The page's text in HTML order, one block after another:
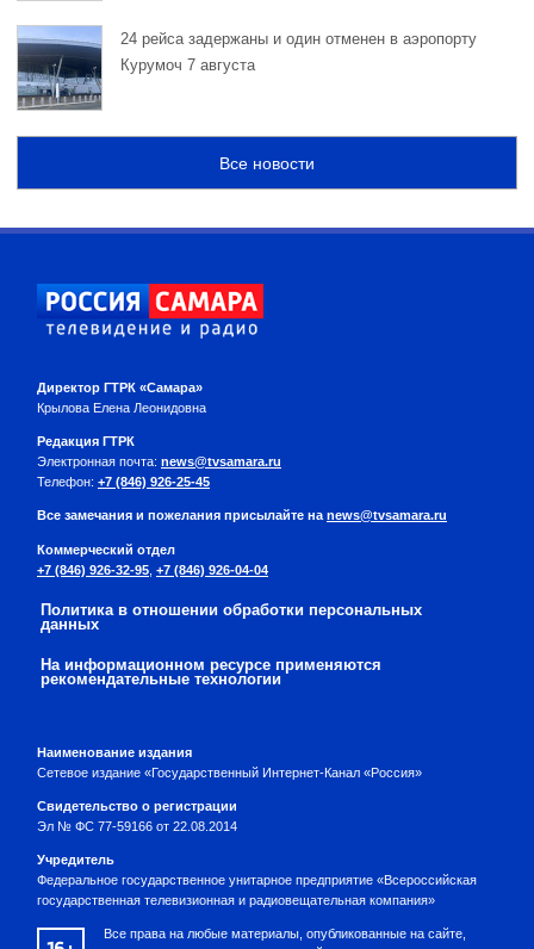
24 рейса задержаны и один отменен в аэропорту
Курумоч 7 августа
Все новости
Директор ГТРК «Самара»
Крылова Елена Леонидовна
Редакция ГТРК
Электронная почта: news@tvsamara.ru
Телефон: +7 (846) 926-25-45
Все замечания и пожелания присылайте наnews@tvsamara.ru
Коммерческий отдел
+7 (846) 926-32-95 +7 (846) 926-04-04
Политика в отношении обработки персональных
данных
На информационном ресурсе применяются
рекомендательные технологии
Наименование издания
Сетевое издание «Государственный Интернет-Канал «Россия»
Свидетельство о регистрации
Эл № ФС 77-59166 от 22.08.2014
Учредитель
Федеральное государственное унитарное предприятие «Всероссийская
государственная телевизионная и радиовещательная компания»
Все права на любые материалы, опубликованные на сайте,